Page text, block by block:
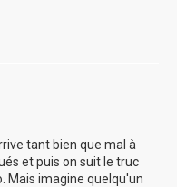
tant bien que mal à
et puis on suit le truc
Mais imagine quelqu'un